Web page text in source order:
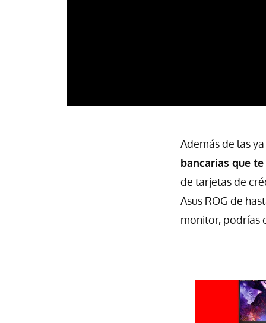
Además de las
bancarias que
de tarjetas de
Asus ROG de
monitor, podrías